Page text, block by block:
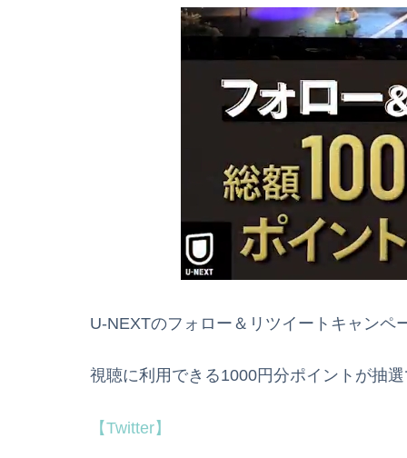
U-NEXTのフォロー＆リツイートキャンペ
視聴に利用できる1000円分ポイントが抽
【Twitter】